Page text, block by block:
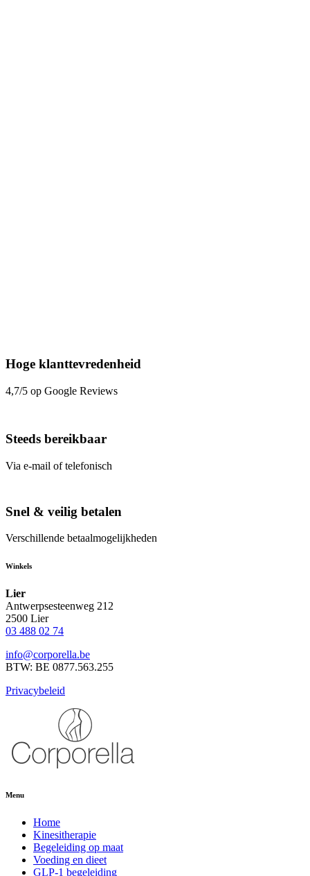
Hoge klanttevredenheid
4,7/5 op Google Reviews
Steeds bereikbaar
Via e-mail of telefonisch
Snel & veilig betalen
Verschillende betaalmogelijkheden
Winkels
Lier
Antwerpsesteenweg 212
2500 Lier
03 488 02 74
info@corporella.be
BTW: BE 0877.563.255
Privacybeleid
Menu
Home
Kinesitherapie
Begeleiding op maat
Voeding en dieet
GLP-1 begeleiding